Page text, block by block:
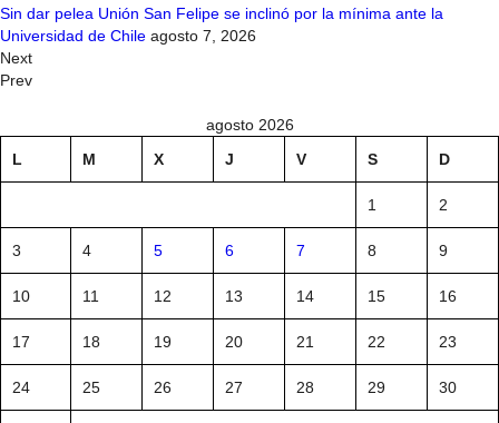
Sin dar pelea Unión San Felipe se inclinó por la mínima ante la
Universidad de Chile agosto 7, 2026
Next
Prev
agosto 2026
L
M X J V S D
1 2
3 4 5 6 7 8 9
10 11 12 13 14 15 16
17 18 19 20 21 22 23
24 25 26 27 28 29 30